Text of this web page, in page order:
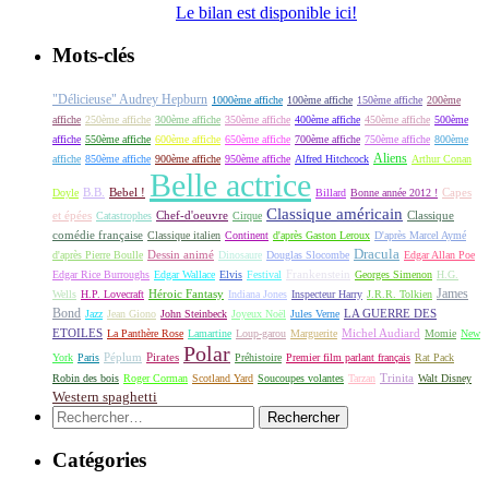
Le bilan est disponible ici!
Mots-clés
"Délicieuse" Audrey Hepburn 1000ème affiche 100ème affiche 150ème affiche 200ème
affiche 250ème affiche 300ème affiche 350ème affiche 400ème affiche 450ème affiche 500ème
affiche 550ème affiche 600ème affiche 650ème affiche 700ème affiche 750ème affiche 800ème
affiche 850ème affiche 900ème affiche 950ème affiche Alfred Hitchcock Aliens Arthur Conan
Doyle B.B. Bebel ! Belle actrice Billard Bonne année 2012 ! Capes
et épées Catastrophes Chef-d'oeuvre Cirque Classique américain Classique
comédie française Classique italien Continent d'après Gaston Leroux D'après Marcel Aymé
d'après Pierre Boulle Dessin animé Dinosaure Douglas Slocombe Dracula Edgar Allan Poe
Edgar Rice Burroughs Edgar Wallace Elvis Festival Frankenstein Georges Simenon H.G.
Wells H.P. Lovecraft Héroic Fantasy Indiana Jones Inspecteur Harry J.R.R. Tolkien James
Bond Jazz Jean Giono John Steinbeck Joyeux Noël Jules Verne LA GUERRE DES
ETOILES La Panthère Rose Lamartine Loup-garou Marguerite Michel Audiard Momie New
York Paris Péplum Pirates Polar Préhistoire Premier film parlant français Rat Pack
Robin des bois Roger Corman Scotland Yard Soucoupes volantes Tarzan Trinita Walt Disney
Western spaghetti
Rechercher :
Catégories